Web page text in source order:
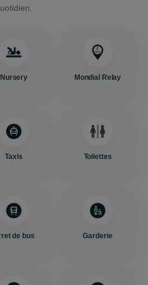
Nursery Mondial Relay
Taxis Toilettes
de bus Garderie